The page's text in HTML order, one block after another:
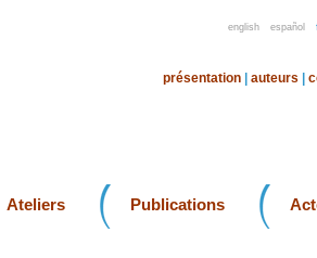
english español
présentation auteurs
Ateliers Publications